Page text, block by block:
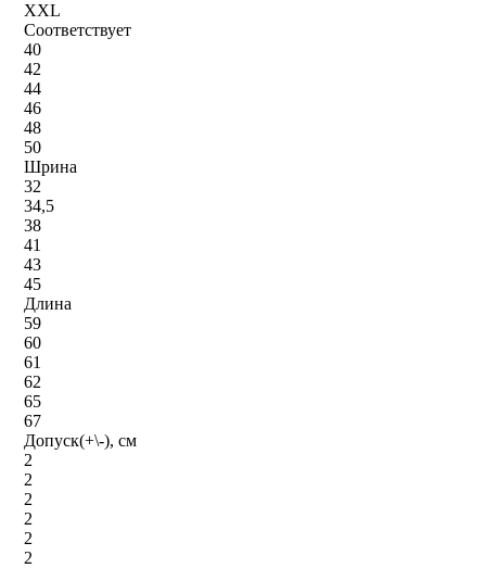
XXL
Соответствует
40
42
44
46
48
50
Шрина
32
34,5
38
41
43
45
Длина
59
60
61
62
65
67
Допуск(+\-), см
2
2
2
2
2
2